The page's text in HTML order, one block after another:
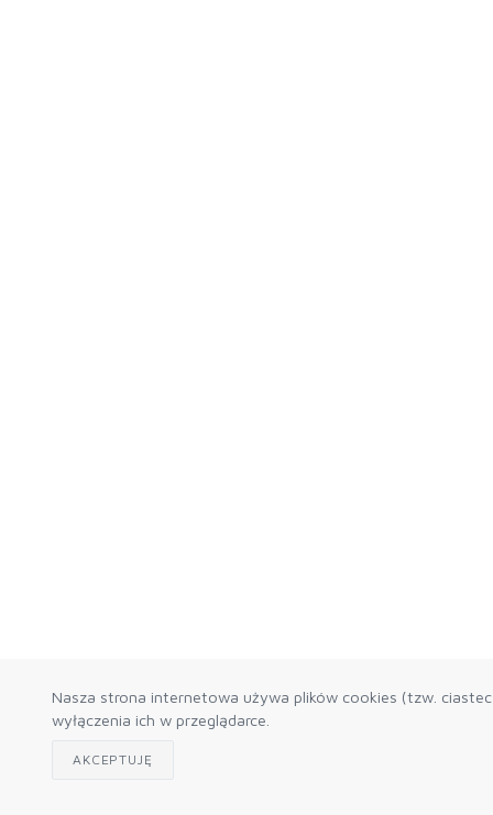
Nasza strona internetowa używa plików cookies (tzw.
wyłączenia ich w przeglądarce.
AKCEPTUJĘ